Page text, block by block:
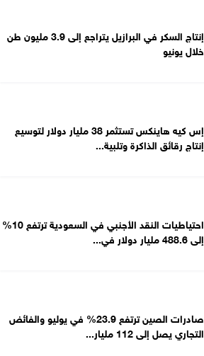
إنتاج السكر في البرازيل يتراجع إلى 3.9 مليون طن
خلال يونيو
إس كيه هاينكس تستثمر 38 مليار دولار لتوسيع
إنتاج رقائق الذاكرة وتلبية...
احتياطيات النقد الأجنبي في السعودية ترتفع 10%
إلى 488.6 مليار دولار في...
صادرات الصين ترتفع 23.9% في يوليو والفائض
التجاري يصل إلى 112 مليار...